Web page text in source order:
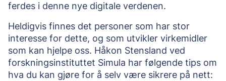
ferdes i denne nye digitale verdenen.
Heldigvis finnes det personer som har stor
interesse for dette, og som utvikler virkemidler
som kan hjelpe oss. Håkon Stensland ved
forskningsinstituttet Simula har følgende tips om
hva du kan gjøre for å selv være sikrere på nett: